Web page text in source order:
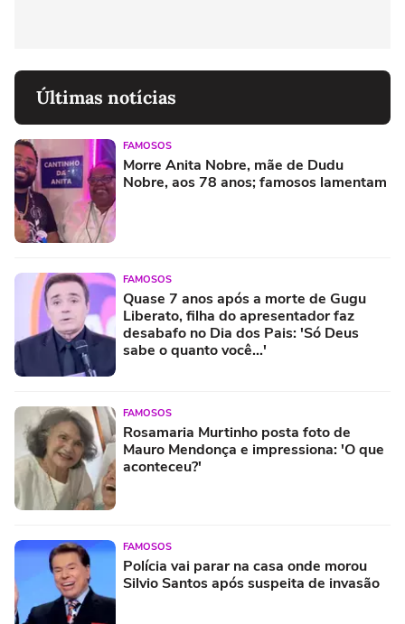
Últimas notícias
FAMOSOS
Morre Anita Nobre, mãe de Dudu
Nobre, aos 78 anos; famosos lamentam
FAMOSOS
Quase 7 anos após a morte de Gugu
Liberato, filha do apresentador faz
desabafo no Dia dos Pais: 'Só Deus
sabe o quanto você...'
FAMOSOS
Rosamaria Murtinho posta foto de
Mauro Mendonça e impressiona: 'O que
aconteceu?'
FAMOSOS
Polícia vai parar na casa onde morou
Silvio Santos após suspeita de invasão